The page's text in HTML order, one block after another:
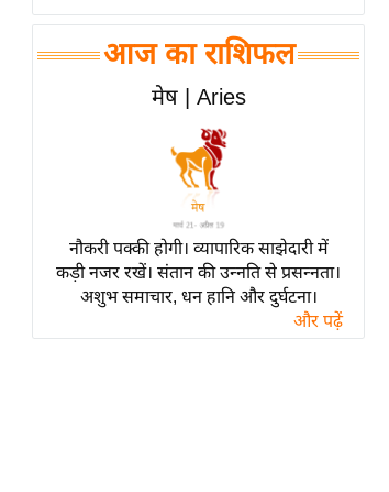
समीक्षा
धर्म
ज्योतिष
त्योहार
राशिफल
विशेष
विश्लेषण
आज का राशिफल
मेष | Aries
नौकरी पक्की होगी। व्यापारिक साझेदारी में
कड़ी नजर रखें। संतान की उन्नति से प्रसन्नता।
अशुभ समाचार, धन हानि और दुर्घटना।
और पढ़ें